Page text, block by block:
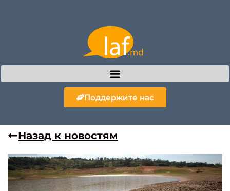
Поддержите нас
Назад к новостям